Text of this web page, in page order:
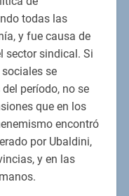
todas las
y fue causa de
sector sindical. Si
se
período, no se
que en los
encontró
por Ubaldini,
y en las